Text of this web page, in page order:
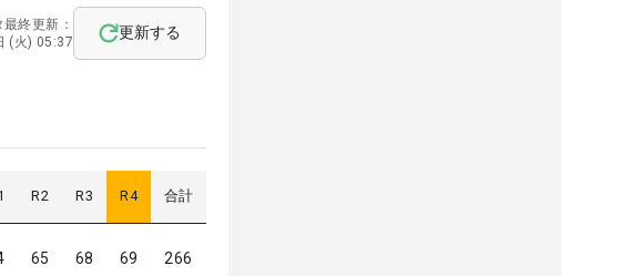
終更新：
(火) 05:37
更新する
R2 R3 R4 合計
65 68 69 266